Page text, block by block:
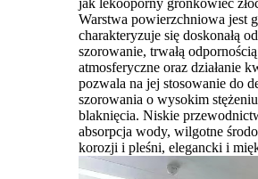
Warstwa powierzchniowa jest
charakteryzuje się doskonałą
szorowanie, trwałą
atmosferyczne oraz działanie
pozwala na jej stosowanie do
szorowania o wysokim
blaknięcia. Niskie
absorpcja wody, wilgotne
korozji i pleśni, elegancki i